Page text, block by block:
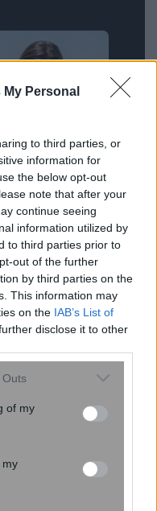
Personal
to third parties, or
information for
the below opt-out
note that after your
continue seeing
information utilized by
to third parties prior to
out of the further
by third parties on the
This information may
on the IAB’s List of
disclose it to other
one or more Google
You may click to
its third-party tags to
Outs
of my
my
οι
για να